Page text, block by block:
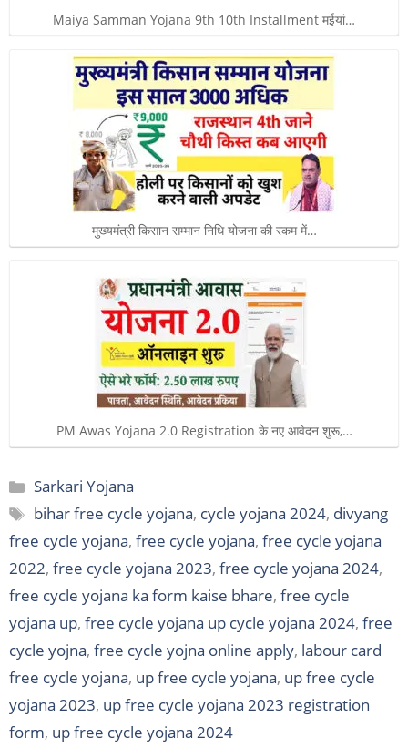
Maiya Samman Yojana 9th 10th Installment मईयां…
मुख्यमंत्री किसान सम्मान निधि योजना की रकम में…
PM Awas Yojana 2.0 Registration के नए आवेदन शुरू,…
Categories
Sarkari Yojana
Tags
bihar free cycle yojana, cycle yojana 2024, divyang
free cycle yojana, free cycle yojana, free cycle yojana
2022, free cycle yojana 2023, free cycle yojana 2024,
free cycle yojana ka form kaise bhare, free cycle
yojana up, free cycle yojana up cycle yojana 2024, free
cycle yojna, free cycle yojna online apply, labour card
free cycle yojana, up free cycle yojana, up free cycle
yojana 2023, up free cycle yojana 2023 registration
form, up free cycle yojana 2024